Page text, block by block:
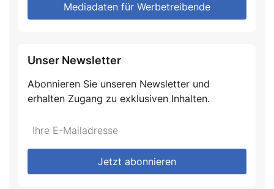
Mediadaten für Werbetreibende
Unser Newsletter
Abonnieren Sie unseren Newsletter und
erhalten Zugang zu exklusiven Inhalten.
Do
fill
*Ihre
Mailadresse:
Jetzt abonnieren